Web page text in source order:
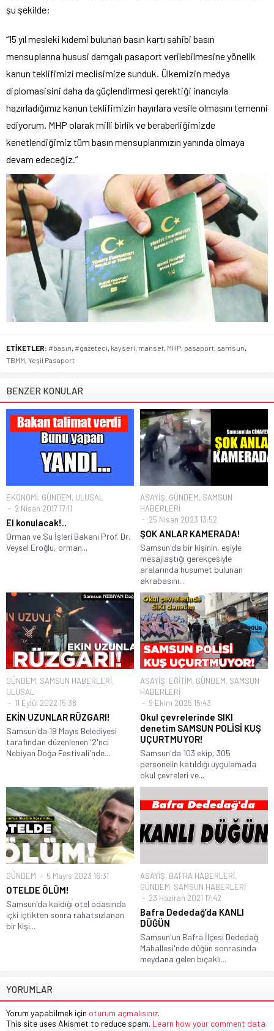
şu şekilde:
“15 yıl mesleki kıdemi bulunan basın kartı sahibi basın
mensuplarına hususi damgalı pasaport verilebilmesine yönelik
kanun teklifimizi meclisimize sunduk. Ülkemizin medya
diplomasisini daha da güçlendirmesi gerektiği inancıyla
hazırladığımız kanun teklifimizin hayırlara vesile olmasını temenni
ediyorum. MHP olarak milli birlik ve beraberliğimizde
kenetlendiğimiz tüm basın mensuplarımızın yanında olmaya
devam edeceğiz.”
ETİKETLER: #basın #gazeteci kayseri manset MHP pasaport samsun
TBMM Yeşil Pasaport
BENZER KONULAR
EKONOMİ, GÜNDEM, ULUSAL
2 Nisan 2017 17:11
El konulacak!..
Orman ve Su İşleri Bakanı Prof. Dr.
Veysel Eroğlu, orman...
ASAYİŞ, GÜNDEM, SAMSUN
HABERLERİ
25 Nisan 2023 13:52
ŞOK ANLAR KAMERADA!
Samsun'da bir kişinin, eşiyle
mesajlaştığı gerekçesiyle
aralarında husumet bulunan
akrabasını...
GÜNDEM, SAMSUN HABERLERİ,
ULUSAL
11 Eylül 2022 15:38
EKİN UZUNLAR RÜZGARI!
Samsun'da 19 Mayıs Belediyesi
tarafından düzenlenen '2'nci
Nebiyan Doğa Festivali'nde...
ASAYİŞ, EĞİTİM, GÜNDEM, SAMSUN
HABERLERİ
9 Ekim 2025 15:43
Okul çevrelerinde SIKI
denetim SAMSUN POLİSİ KUŞ
UÇURTMUYOR!
Samsun'da 103 ekip, 305
personelin katıldığı uygulamada
okul çevreleri ve...
GÜNDEM 5 Mayıs 2023 16:31
OTELDE ÖLÜM!
Samsun'da kaldığı otel odasında
içki içtikten sonra rahatsızlanan
bir kişi...
ASAYİŞ, BAFRA HABERLERİ,
GÜNDEM, SAMSUN HABERLERİ
23 Haziran 2021 17:42
Bafra Dededağ’da KANLI
DÜĞÜN
Samsun'un Bafra İlçesi Dededağ
Mahallesi'nde düğün sonrasında
meydana gelen bıçaklı...
YORUMLAR
Yorum yapabilmek için oturum açmalısınız.
This site uses Akismet to reduce spam. Learn how your comment data